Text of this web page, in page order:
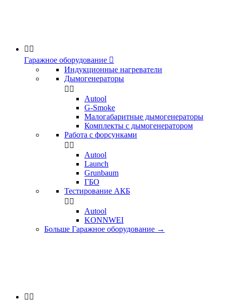
 
Гаражное оборудование 
Индукционные нагреватели
Дымогенераторы
 
Аutool
G-Smoke
Малогабаритные дымогенераторы
Комплекты с дымогенератором
Работа с форсунками
 
Autool
Launch
Grunbaum
ГБО
Тестирование АКБ
 
Autool
KONNWEI
Больше Гаражное оборудование →
 